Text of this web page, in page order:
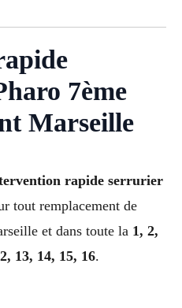
7ème
Marseille
rapide serrurier
tout remplacement de
et dans toute la 1, 2,
13, 14, 15, 16.